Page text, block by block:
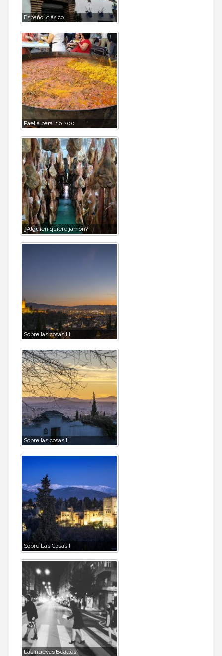
Español clásico
Paella para 2 o 200
¿Alguien quiere jamón?
Sobre las cosas III
Sobre las cosas II
Sobre Las Cosas I
Las nuevas Beatles